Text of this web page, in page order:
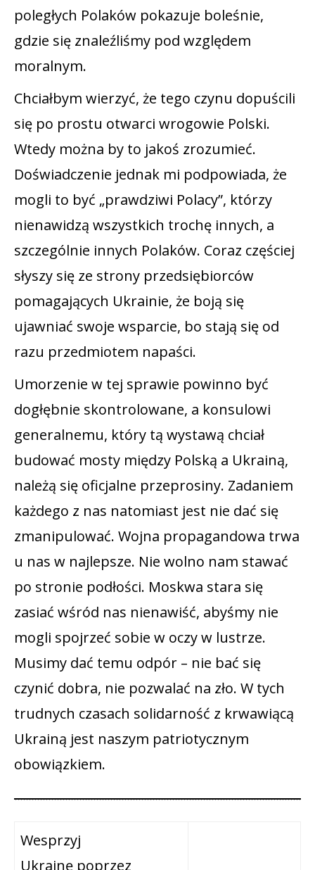
poległych Polaków pokazuje boleśnie,
gdzie się znaleźliśmy pod względem
moralnym.
Chciałbym wierzyć, że tego czynu dopuścili
się po prostu otwarci wrogowie Polski.
Wtedy można by to jakoś zrozumieć.
Doświadczenie jednak mi podpowiada, że
mogli to być „prawdziwi Polacy”, którzy
nienawidzą wszystkich trochę innych, a
szczególnie innych Polaków. Coraz częściej
słyszy się ze strony przedsiębiorców
pomagających Ukrainie, że boją się
ujawniać swoje wsparcie, bo stają się od
razu przedmiotem napaści.
Umorzenie w tej sprawie powinno być
dogłębnie skontrolowane, a konsulowi
generalnemu, który tą wystawą chciał
budować mosty między Polską a Ukrainą,
należą się oficjalne przeprosiny. Zadaniem
każdego z nas natomiast jest nie dać się
zmanipulować. Wojna propagandowa trwa
u nas w najlepsze. Nie wolno nam stawać
po stronie podłości. Moskwa stara się
zasiać wśród nas nienawiść, abyśmy nie
mogli spojrzeć sobie w oczy w lustrze.
Musimy dać temu odpór – nie bać się
czynić dobra, nie pozwalać na zło. W tych
trudnych czasach solidarność z krwawiącą
Ukrainą jest naszym patriotycznym
obowiązkiem.
Wesprzyj
Ukrainę poprzez